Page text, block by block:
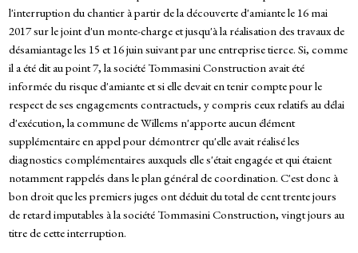
l'interruption du chantier à partir de la découverte d'amiante le 16 mai
2017 sur le joint d'un monte-charge et jusqu'à la réalisation des travaux de
désamiantage les 15 et 16 juin suivant par une entreprise tierce. Si, comme
il a été dit au point 7, la société Tommasini Construction avait été
informée du risque d'amiante et si elle devait en tenir compte pour le
respect de ses engagements contractuels, y compris ceux relatifs au délai
d'exécution, la commune de Willems n'apporte aucun élément
supplémentaire en appel pour démontrer qu'elle avait réalisé les
diagnostics complémentaires auxquels elle s'était engagée et qui étaient
notamment rappelés dans le plan général de coordination. C'est donc à
bon droit que les premiers juges ont déduit du total de cent trente jours
de retard imputables à la société Tommasini Construction, vingt jours au
titre de cette interruption.